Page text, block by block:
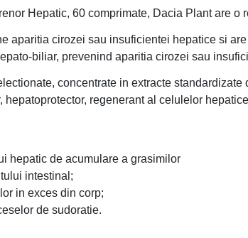
Hepatic, 60 comprimate, Dacia Plant are
aparitia cirozei sau insuficientei hepatice si
biliar, prevenind aparitia cirozei sau
concentrate in extracte
hepatoprotector, regenerant al celulelor
hepatic de acumulare a grasimilor
intestinal;
in exces din corp;
de sudoratie.